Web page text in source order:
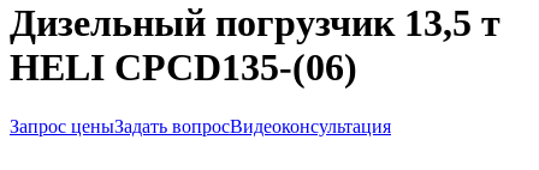
Дизельный погрузчик 13,5 т
HELI CPCD135-(06)
Запрос ценыЗадать вопросВидеоконсультация